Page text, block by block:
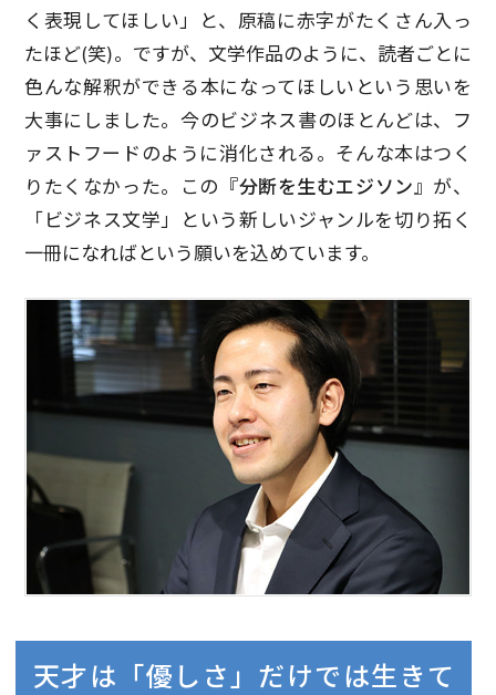
く表現してほしい」と、原稿に赤字がたくさん入っ
たほど(笑)。ですが、文学作品のように、読者ごとに
色んな解釈ができる本になってほしいという思いを
大事にしました。今のビジネス書のほとんどは、フ
ァストフードのように消化される。そんな本はつく
りたくなかった。この 『分断を生むエジソン』 が、
「ビジネス文学」という新しいジャンルを切り拓く
一冊になればという願いを込めています。
天才は「優しさ」だけでは生きて